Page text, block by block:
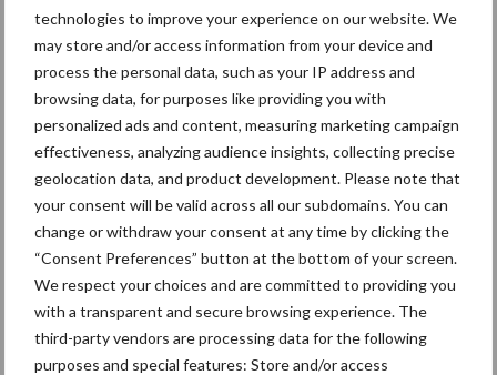
technologies to improve your experience on our website. We
may store and/or access information from your device and
process the personal data, such as your IP address and
browsing data, for purposes like providing you with
personalized ads and content, measuring marketing campaign
effectiveness, analyzing audience insights, collecting precise
geolocation data, and product development. Please note that
your consent will be valid across all our subdomains. You can
change or withdraw your consent at any time by clicking the
“Consent Preferences” button at the bottom of your screen.
We respect your choices and are committed to providing you
with a transparent and secure browsing experience. The
third-party vendors are processing data for the following
purposes and special features: Store and/or access
door hogere opbrengsten,
niet door prijzen
Wintergerst vaste schakel
in bouwplan bij Tijsseling
Themapagina's
Machines Duurzaamheid